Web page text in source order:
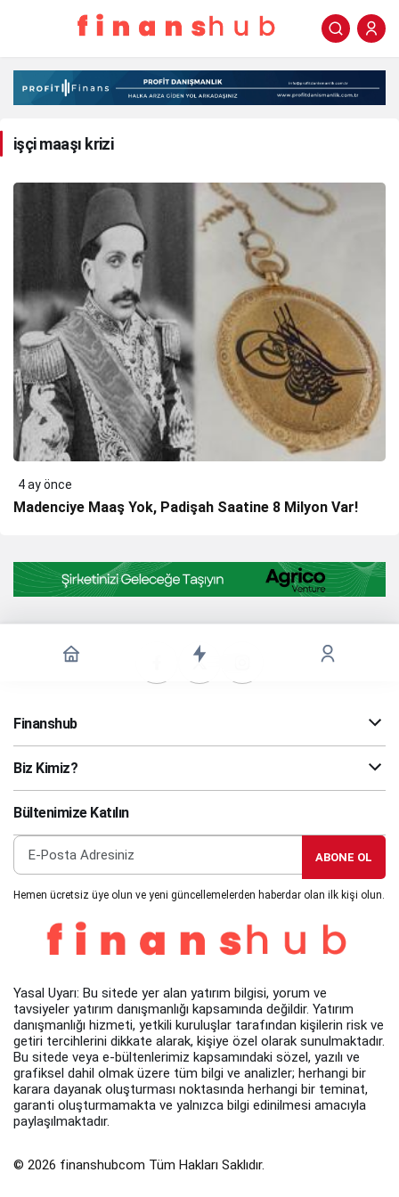
işçi
maaşı
krizi
Haberleri
işçi maaşı krizi
4 ay önce
Madenciye Maaş Yok, Padişah Saatine 8 Milyon Var!
Finanshub
Biz Kimiz?
Bültenimize Katılın
ABONE OL
Hemen ücretsiz üye olun ve yeni güncellemelerden haberdar olan ilk kişi olun.
Yasal Uyarı: Bu sitede yer alan yatırım bilgisi, yorum ve
tavsiyeler yatırım danışmanlığı kapsamında değildir. Yatırım
danışmanlığı hizmeti, yetkili kuruluşlar tarafından kişilerin risk ve
getiri tercihlerini dikkate alarak, kişiye özel olarak sunulmaktadır.
Bu sitede veya e-bültenlerimiz kapsamındaki sözel, yazılı ve
grafiksel dahil olmak üzere tüm bilgi ve analizler; herhangi bir
karara dayanak oluşturması noktasında herhangi bir teminat,
garanti oluşturmamakta ve yalnızca bilgi edinilmesi amacıyla
paylaşılmaktadır.
© 2026 finanshubcom Tüm Hakları Saklıdır.